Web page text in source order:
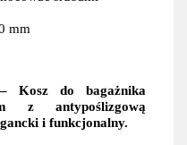
mm
Kosz do bagażnika
z antypoślizgową
i funkcjonalny.